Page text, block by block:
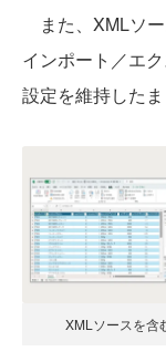
また、XMLソ
インポート／エ
設定を維持した
XMLソースを含